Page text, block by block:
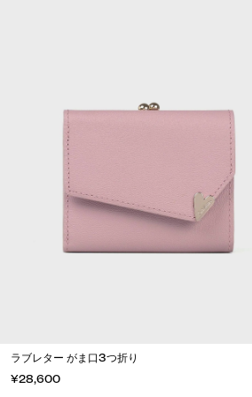
ラブレター がま口3つ折り
¥28,600